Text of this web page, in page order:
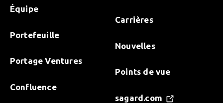
Équipe
Portefeuille
Portage Ventures
Confluence
Carrières
Nouvelles
Points de vue
sagard.com